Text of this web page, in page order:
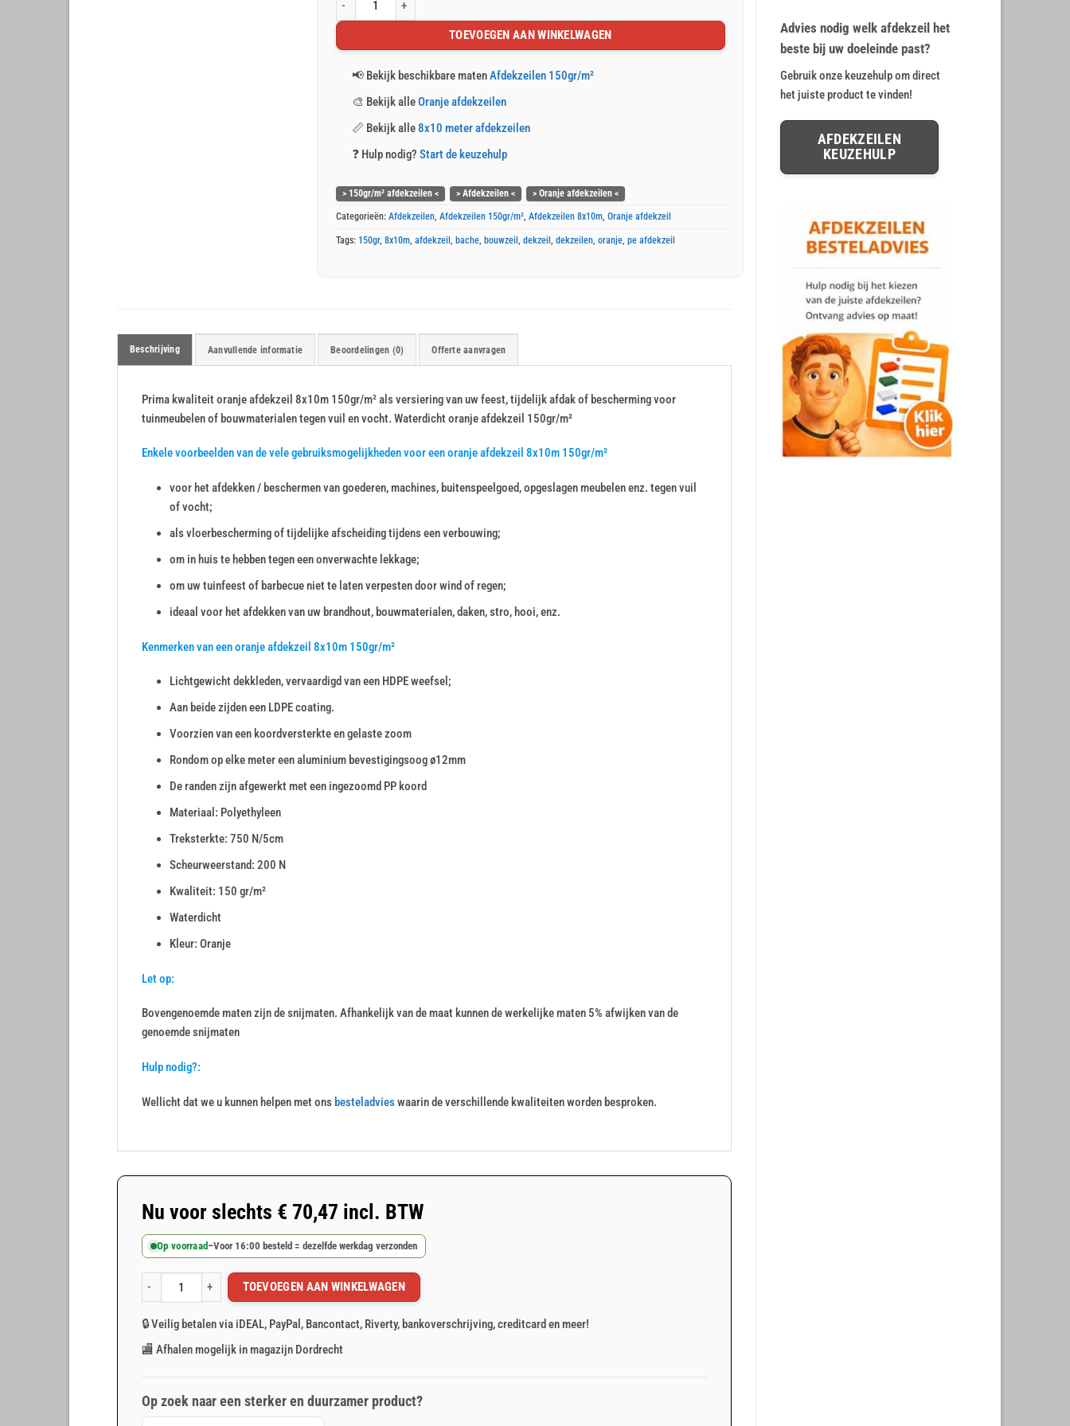
gebaseerd
op
klant
waarderingen
Advies nodig welk afdekzeil het
beste bij uw doeleinde past?
Gebruik onze keuzehulp om direct
het juiste product te vinden!
AFDEKZEILEN
KEUZEHULP
Oranje afdekzeil 8x10m 150gr/m² aantal
TOEVOEGEN AAN WINKELWAGEN
📢 Bekijk beschikbare matenAfdekzeilen 150gr/m²
🎨 Bekijk alleOranje afdekzeilen
📏 Bekijk alle8x10 meter afdekzeilen
❓ Hulp nodig? Start de keuzehulp
> 150gr/m² afdekzeilen < > Afdekzeilen < > Oranje afdekzeilen <
Categorieën:Afdekzeilen,Afdekzeilen 150gr/m²,Afdekzeilen 8x10m,Oranje afdekzeil
Tags: 150gr,8x10m,afdekzeil,bache,bouwzeil,dekzeil,dekzeilen,oranje,pe afdekzeil
Beschrijving Aanvullende informatie Beoordelingen (0) Offerte aanvragen
Prima kwaliteit oranje afdekzeil 8x10m 150gr/m² als versiering van uw feest, tijdelijk afdak of bescherming voor
tuinmeubelen of bouwmaterialen tegen vuil en vocht. Waterdicht oranje afdekzeil 150gr/m²
Enkele voorbeelden van de vele gebruiksmogelijkheden voor een oranje afdekzeil 8x10m 150gr/m²
voor het afdekken / beschermen van goederen, machines, buitenspeelgoed, opgeslagen meubelen enz. tegen vuil
of vocht;
als vloerbescherming of tijdelijke afscheiding tijdens een verbouwing;
om in huis te hebben tegen een onverwachte lekkage;
om uw tuinfeest of barbecue niet te laten verpesten door wind of regen;
ideaal voor het afdekken van uw brandhout, bouwmaterialen, daken, stro, hooi, enz.
Kenmerken van een oranje afdekzeil 8x10m 150gr/m²
Lichtgewicht dekkleden, vervaardigd van een HDPE weefsel;
Aan beide zijden een LDPE coating.
Voorzien van een koordversterkte en gelaste zoom
Rondom op elke meter een aluminium bevestigingsoog ø12mm
De randen zijn afgewerkt met een ingezoomd PP koord
Materiaal: Polyethyleen
Treksterkte: 750 N/5cm
Scheurweerstand: 200 N
Kwaliteit: 150 gr/m²
Waterdicht
Kleur: Oranje
Let op:
Bovengenoemde maten zijn de snijmaten. Afhankelijk van de maat kunnen de werkelijke maten 5% afwijken van de
genoemde snijmaten
Hulp nodig?:
Wellicht dat we u kunnen helpen met ons besteladvieswaarin de verschillende kwaliteiten worden besproken.
Nu voor slechts € 70,47 incl. BTW
Op voorraad –Voor 16:00 besteld = dezelfde werkdag verzonden
Oranje afdekzeil 8x10m 150gr/m² aantalTOEVOEGEN AAN WINKELWAGEN
🔒 Veilig betalen via iDEAL, PayPal, Bancontact, Riverty, bankoverschrijving, creditcard en meer!
🏬 Afhalen mogelijk in magazijn Dordrecht
Op zoek naar een sterker en duurzamer product?